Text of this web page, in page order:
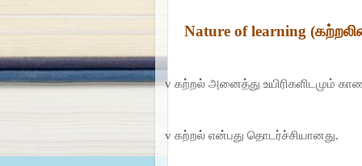
Nature of learning
v கற்றல் அனைத்து உயிரிகளிடமும்
v கற்றல் என்பது தொடர்ச்சியானது.